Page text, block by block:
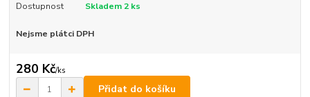
Dostupnost Skladem 2 ks
Nejsme plátci DPH
280 Kč/ks
Přidat do košíku